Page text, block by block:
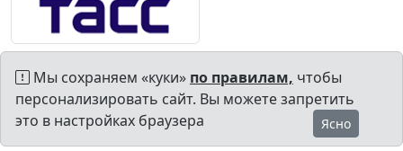
Мы сохраняем «куки» по правилам, чтобы
персонализировать сайт. Вы можете запретить
это в настройках браузера
Ясно